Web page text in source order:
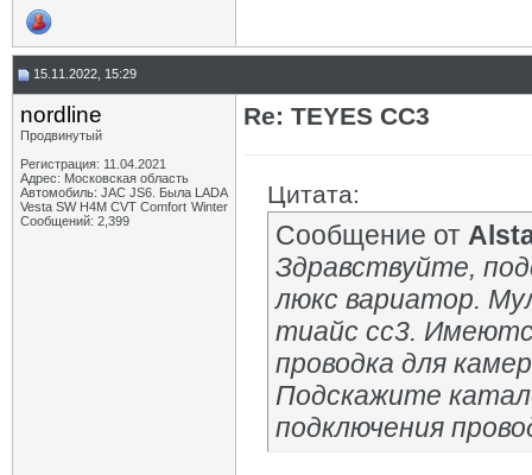
15.11.2022, 15:29
nordline
Продвинутый
Регистрация: 11.04.2021
Адрес: Московская область
Автомобиль: JAC JS6. Была LADA
Vesta SW H4M CVT Comfort Winter
Сообщений: 2,399
Re: TEYES CC3
Цитата:
Сообщение от
Здравствуйте,
люкс вариатор.
тиайс сс3.
проводка для
Подскажите
подключения